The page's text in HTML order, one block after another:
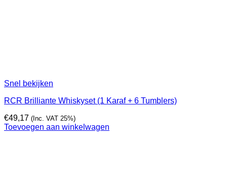
Snel bekijken
RCR Brilliante Whiskyset (1 Karaf + 6 Tumblers)
€49,17 (Inc. VAT 25%)
Toevoegen aan winkelwagen